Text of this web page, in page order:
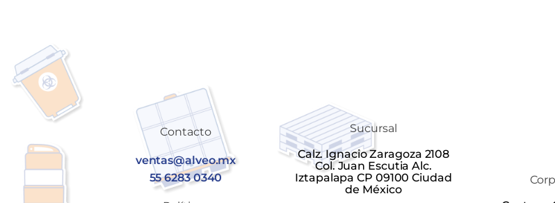
Contacto
ventas@alveo.mx
55 6283 0340
Sucursal
Calz. Ignacio Zaragoza 2108
Col. Juan Escutia Alc.
Iztapalapa CP 09100 Ciudad
de México